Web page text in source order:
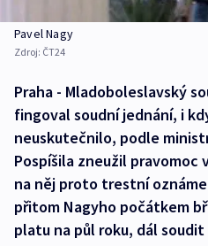
Pavel Nagy
Zdroj: ČT24
Praha - Mladoboleslavský
fingoval soudní jednání, i
neuskutečnilo, podle
Pospíšila zneužil
na něj proto trestní
přitom Nagyho počátkem
platu na půl roku, dál soudit